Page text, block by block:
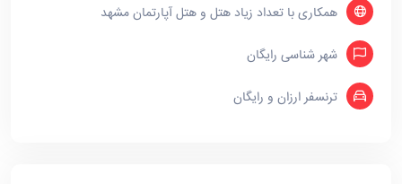
همکاری با تعداد زیاد هتل و هتل آپارتمان مشهد
شهر شناسی رایگان
ترنسفر ارزان و رایگان